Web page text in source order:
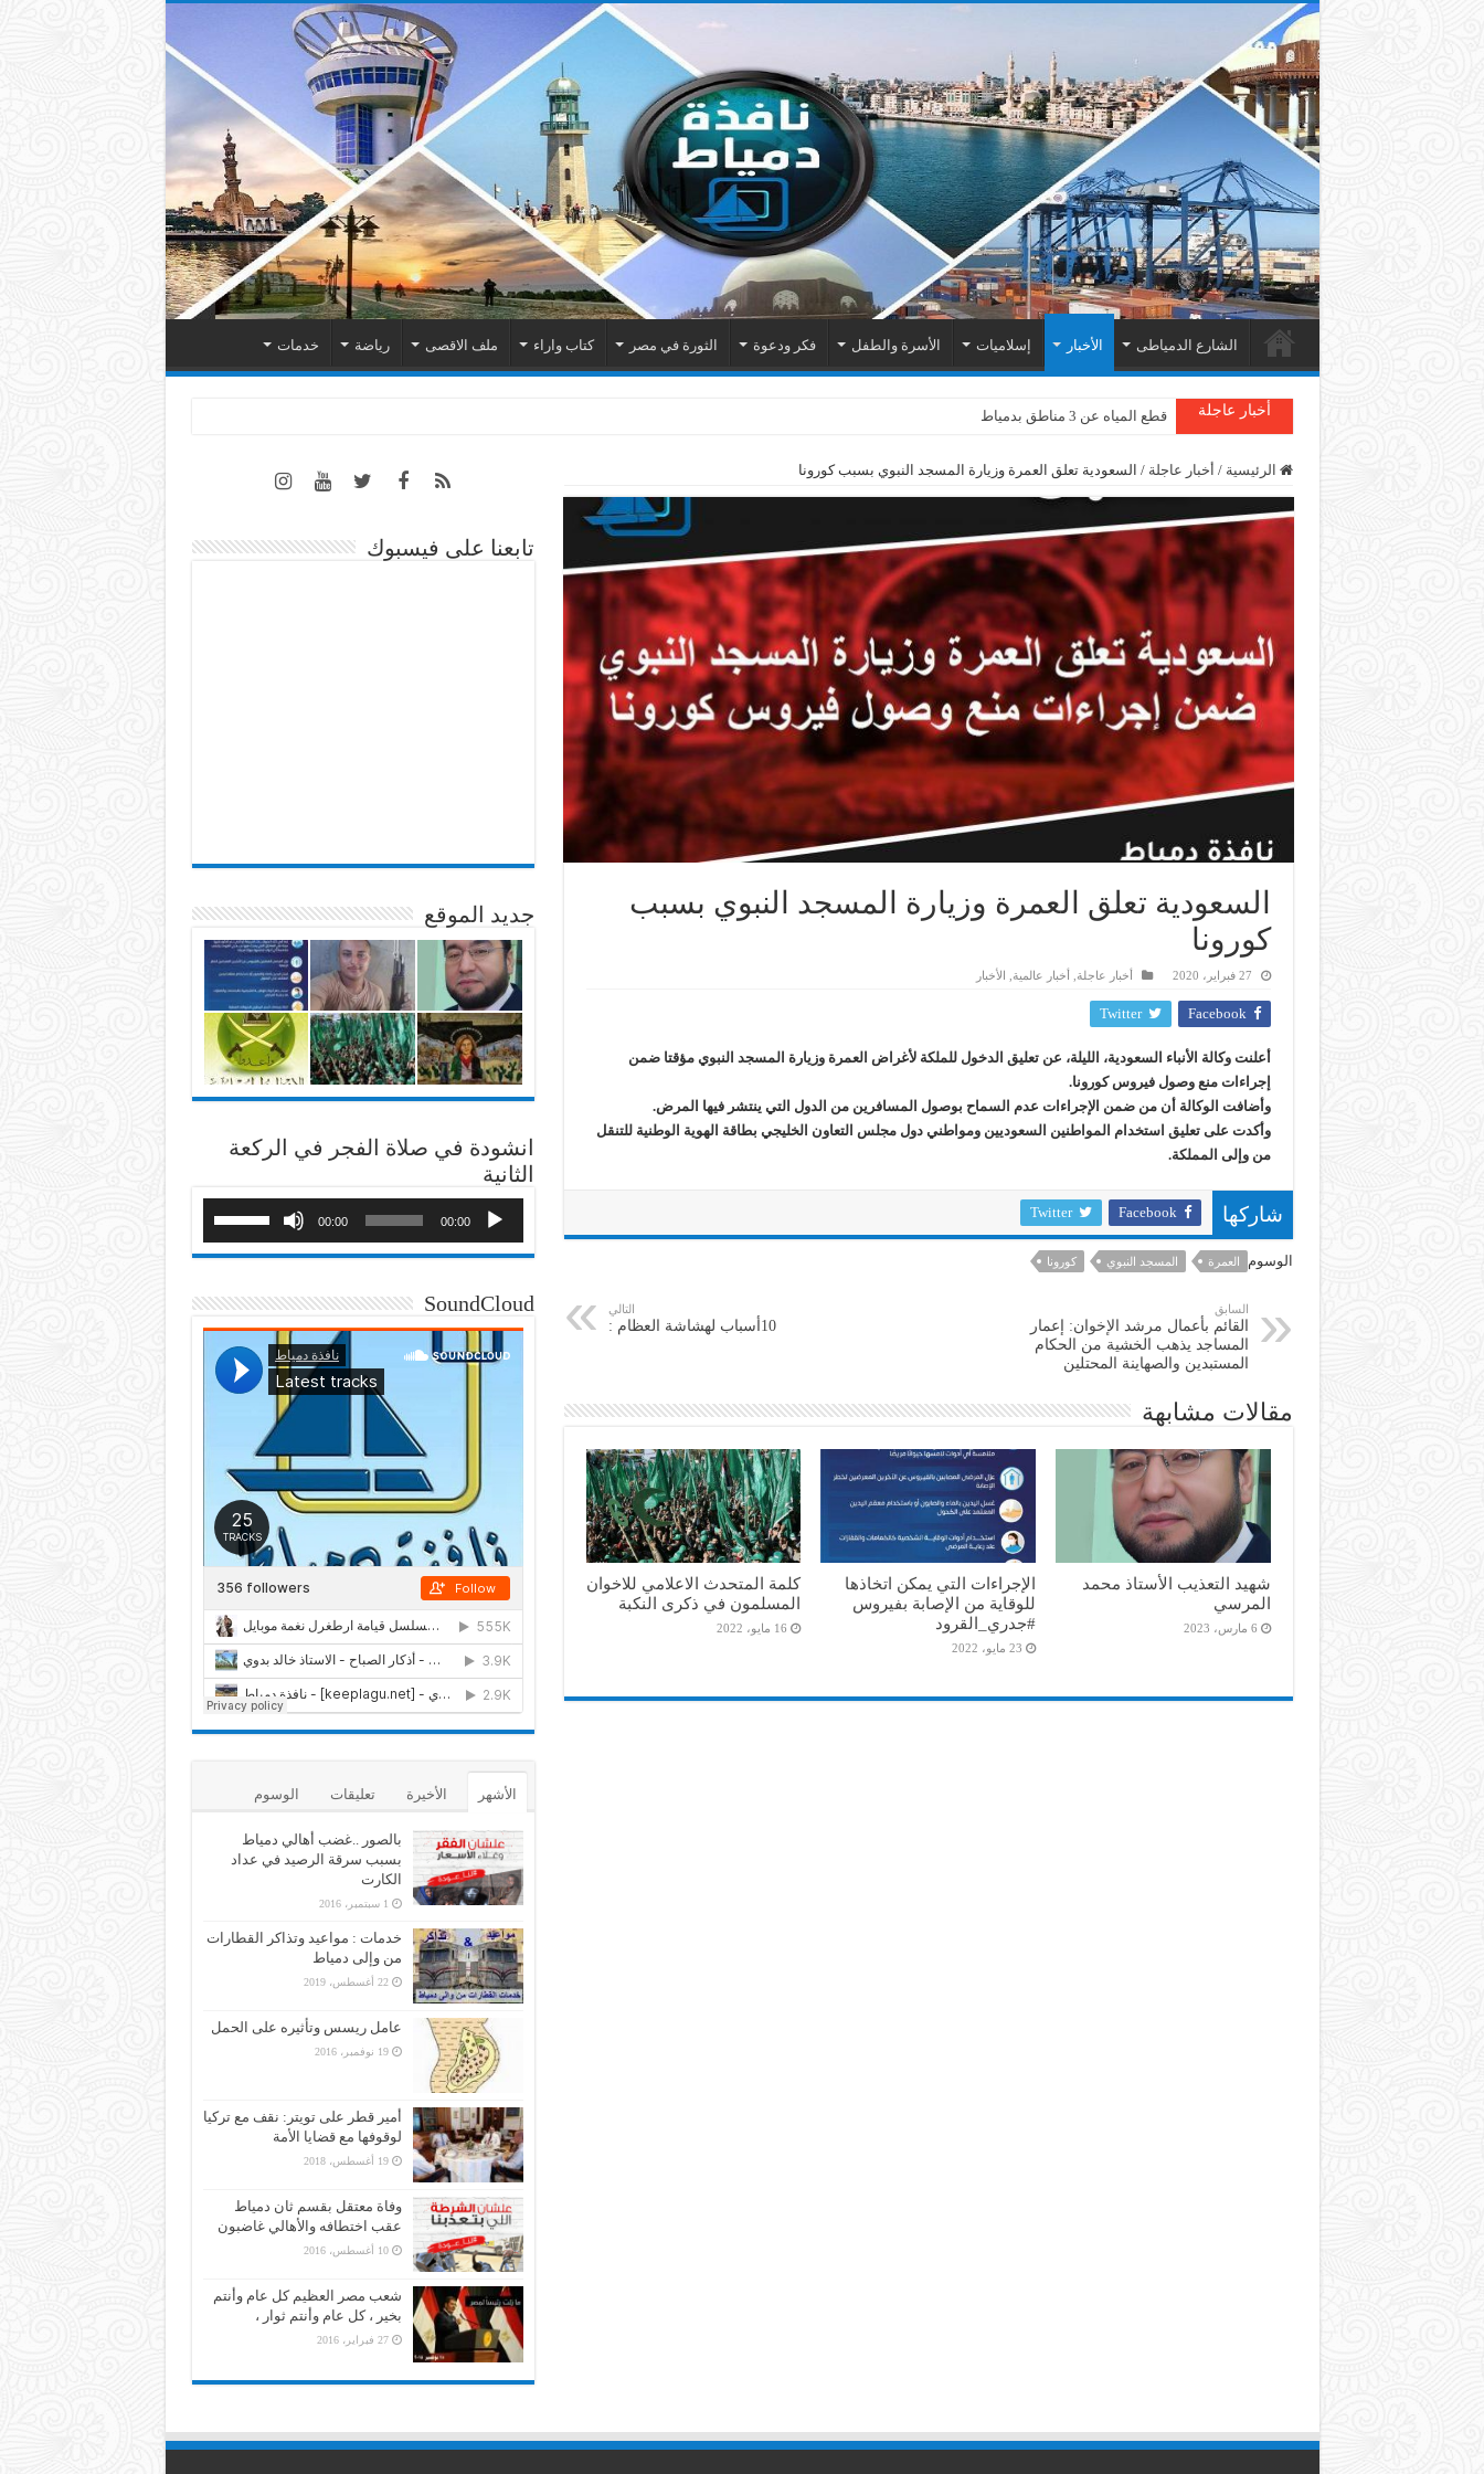
الشارع الدمياطى الأخبار إسلاميات الأسرة والطفل فكر ودعوة الثورة في مصر كتاب واراء ملف الاقصى رياضة خدمات
أخبار عاجلة قطع المياه عن 3 مناطق بدمياط
الرئيسية / أخبار عاجلة / السعودية تعلق العمرة وزيارة المسجد النبوي بسبب كورونا
السعودية تعلق العمرة وزيارة المسجد النبوي بسبب
كورونا
27 فبراير، 2020 أخبار عاجلة أخبار عالمية الأخبار
Facebook
Twitter
أعلنت وكالة الأنباء السعودية، الليلة، عن تعليق الدخول للملكة لأغراض العمرة وزيارة المسجد النبوي مؤقتا ضمن
إجراءات منع وصول فيروس كورونا.
وأضافت الوكالة أن من ضمن الإجراءات عدم السماح بوصول المسافرين من الدول التي ينتشر فيها المرض.
وأكدت على تعليق استخدام المواطنين السعوديين ومواطني دول مجلس التعاون الخليجي بطاقة الهوية الوطنية للتنقل
من وإلى المملكة.
شاركها Facebook
Twitter
الوسوم العمرة المسجد النبوي كورونا
السابق
القائم بأعمال مرشد الإخوان: إعمار
المساجد يذهب الخشية من الحكام
المستبدين والصهاينة المحتلين
التالي
10أسباب لهشاشة العظام :
مقالات مشابهة
شهيد التعذيب الأستاذ محمد
المرسي
6 مارس، 2023
الإجراءات التي يمكن اتخاذها
للوقاية من الإصابة بفيروس
#جدري_القرود
23 مايو، 2022
كلمة المتحدث الاعلامي للاخوان
المسلمون في ذكرى النكبة
16 مايو، 2022
تابعنا على فيسبوك
جديد الموقع
انشودة في صلاة الفجر في الركعة
الثانية
00:00
00:00
SoundCloud
الأشهر الأخيرة تعليقات الوسوم
بالصور ..غضب أهالي دمياط
بسبب سرقة الرصيد في عداد
الكارت
1 سبتمبر، 2016
خدمات : مواعيد وتذاكر القطارات
من وإلى دمياط
22 أغسطس، 2019
عامل ريسس وتأثيره على الحمل
19 نوفمبر، 2016
أمير قطر على تويتر: نقف مع تركيا
لوقوفها مع قضايا الأمة
19 أغسطس، 2018
وفاة معتقل بقسم ثان دمياط
عقب اختطافه والأهالي غاضبون
10 أغسطس، 2016
شعب مصر العظيم كل عام وأنتم
بخير ، كل عام وأنتم ثوار ،
27 فبراير، 2016